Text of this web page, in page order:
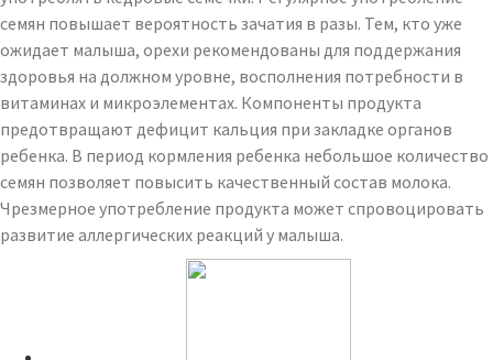
семян повышает вероятность зачатия в разы. Тем, кто уже
ожидает малыша, орехи рекомендованы для поддержания
здоровья на должном уровне, восполнения потребности в
витаминах и микроэлементах. Компоненты продукта
предотвращают дефицит кальция при закладке органов
ребенка. В период кормления ребенка небольшое количество
семян позволяет повысить качественный состав молока.
Чрезмерное употребление продукта может спровоцировать
развитие аллергических реакций у малыша.